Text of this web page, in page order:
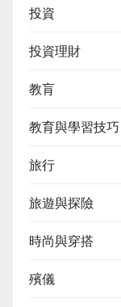
投資
投資理財
教肓
教育與學習技巧
旅行
旅遊與探險
時尚與穿搭
殯儀